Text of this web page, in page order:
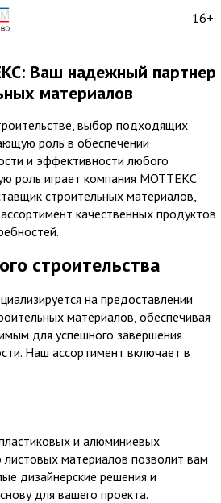
16+
Ваш надежный партнер
материалов
выбор подходящих
роль в обеспечении
и эффективности любого
роль играет компания МОТТЕКС
строительных материалов,
качественных продуктов
строительства
на предоставлении
материалов, обеспечивая
для успешного завершения
Наш ассортимент включает в
и алюминиевых
материалов позволит вам
дизайнерские решения и
для вашего проекта.